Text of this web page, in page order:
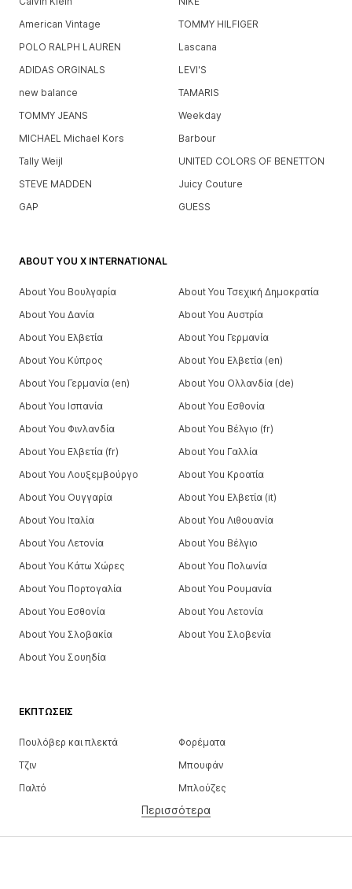
American Vintage
TOMMY HILFIGER
POLO RALPH LAUREN
Lascana
ADIDAS ORGINALS
LEVI'S
new balance
TAMARIS
TOMMY JEANS
Weekday
MICHAEL Michael Kors
Barbour
Tally Weijl
UNITED COLORS OF BENETTON
STEVE MADDEN
Juicy Couture
GAP
GUESS
ΕΚΠΤΏΣΕΙΣ
Πουλόβερ και πλεκτά
Φορέματα
Τζιν
Μπουφάν
Παλτό
Μπλούζες
Εσώρουχα
Περισσότερα
ABOUT YOU X INTERNATIONAL
About You Βουλγαρία
About You Τσεχική Δημοκρατία
About You Δανία
About You Αυστρία
About You Ελβετία
About You Γερμανία
About You Κύπρος
About You Ελβετία (en)
About You Γερμανία (en)
About You Ολλανδία (de)
About You Ισπανία
About You Εσθονία
About You Φινλανδία
About You Βέλγιο (fr)
About You Ελβετία (fr)
About You Γαλλία
About You Λουξεμβούργο
About You Κροατία
About You Ουγγαρία
About You Ελβετία (it)
About You Ιταλία
About You Λιθουανία
About You Λετονία
About You Βέλγιο
About You Κάτω Χώρες
About You Πολωνία
About You Πορτογαλία
About You Ρουμανία
About You Εσθονία
About You Λετονία
About You Σλοβακία
About You Σλοβενία
About You Σουηδία